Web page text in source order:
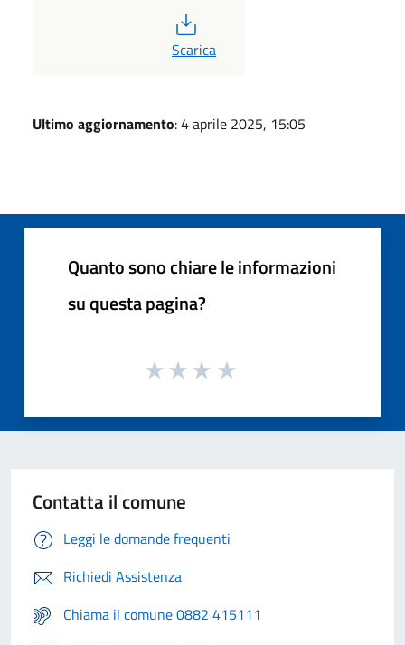
PDF
Scarica
Ultimo aggiornamento: 4 aprile 2025, 15:05
Quanto sono chiare le informazioni
su questa pagina?
Contatta il comune
Leggi le domande frequenti
Richiedi Assistenza
Chiama il comune 0882 415111